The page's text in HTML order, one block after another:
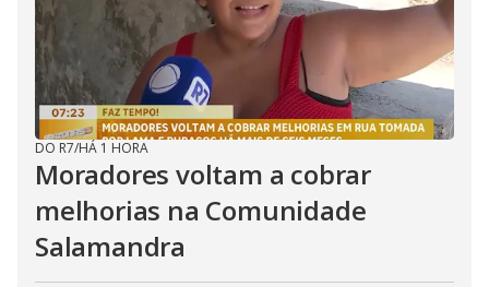
DO R7/HÁ 1 HORA
Moradores voltam a cobrar
melhorias na Comunidade
Salamandra